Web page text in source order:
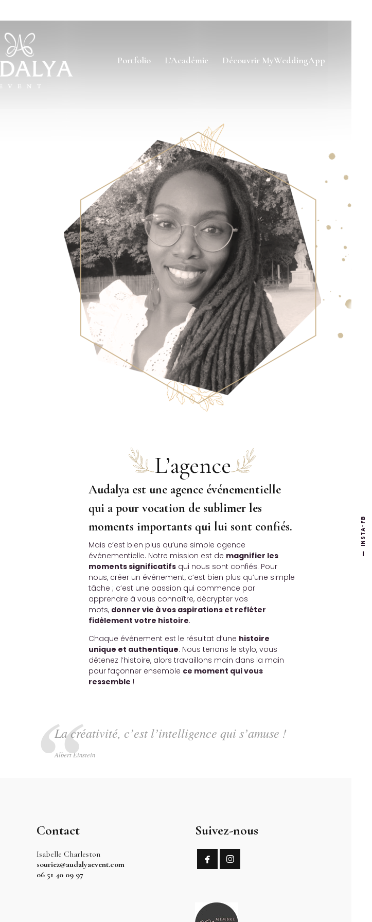
INSTA-FB
Portfolio L’Académie Découvrir MyWeddingApp
L’agence
Audalya est une agence événementielle
qui a pour vocation de sublimer les
moments importants qui lui sont confiés.
Mais c’est bien plus qu’une simple agence
événementielle. Notre mission est de magnifier les
moments significatifs qui nous sont confiés. Pour
nous, créer un événement, c’est bien plus qu’une simple
tâche ; c’est une passion qui commence par
apprendre à vous connaître, décrypter vos
mots, donner vie à vos aspirations et refléter
fidèlement votre histoire.
Chaque événement est le résultat d’une histoire
unique et authentique. Nous tenons le stylo, vous
détenez l’histoire, alors travaillons main dans la main
pour façonner ensemble ce moment qui vous
ressemble !
La créativité, c’est l’intelligence qui s’amuse !
Albert Einstein
Contact
Isabelle Charleston
souriez@audalyaevent.com
06 51 40 09 97
Suivez-nous
 